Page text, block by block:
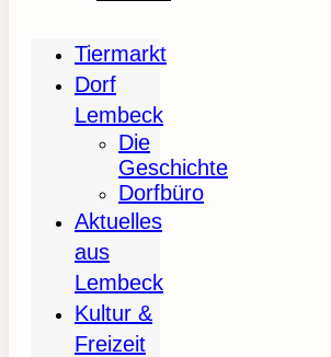
Tiermarkt
Dorf
Lembeck
Die
Geschichte
Dorfbüro
Aktuelles
aus
Lembeck
Kultur &
Freizeit